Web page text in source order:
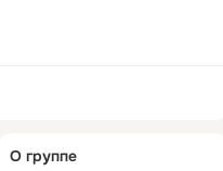
колонка
О группе